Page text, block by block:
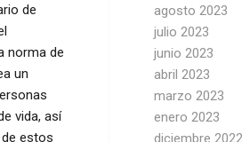
de
norma de
un
vida, así
estos
agosto 2023
julio 2023
junio 2023
abril 2023
marzo 2023
enero 2023
diciembre 2022